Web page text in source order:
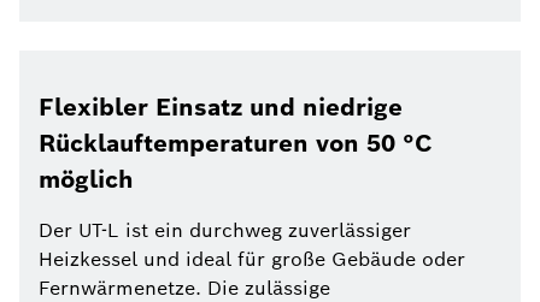
Flexibler Einsatz und niedrige
Rücklauftemperaturen von 50 °C
möglich
Der UT-L ist ein durchweg zuverlässiger
Heizkessel und ideal für große Gebäude oder
Fernwärmenetze. Die zulässige